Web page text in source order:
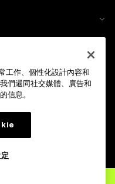
工作、個性化設計內容和
們還同社交媒體、廣告和
信息。